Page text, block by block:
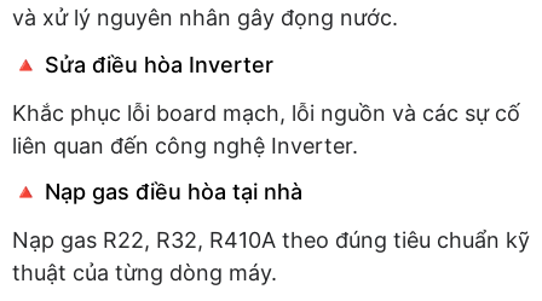
và xử lý nguyên nhân gây đọng nước.
🔺 Sửa điều hòa Inverter
Khắc phục lỗi board mạch, lỗi nguồn và các sự cố
liên quan đến công nghệ Inverter.
🔺 Nạp gas điều hòa tại nhà
Nạp gas R22, R32, R410A theo đúng tiêu chuẩn kỹ
thuật của từng dòng máy.